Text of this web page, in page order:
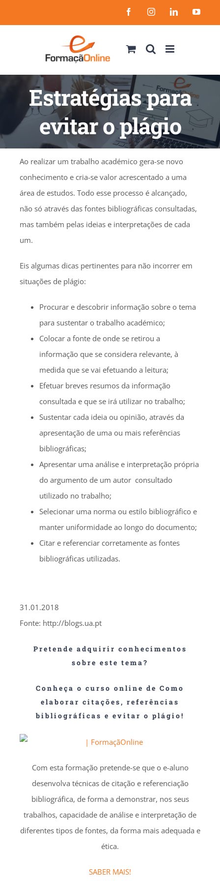
to
FacebookInstagramLinkedIn
Estratégias para
evitar o plágio
Ao realizar um trabalho académico gera-se novo
conhecimento e cria-se valor acrescentado a uma
área de estudos. Todo esse processo é alcançado,
não só através das fontes bibliográficas consultadas,
mas também pelas ideias e interpretações de cada
um.
Eis algumas dicas pertinentes para não incorrer em
situações de plágio:
Procurar e descobrir informação sobre o tema
para sustentar o trabalho académico;
Colocar a fonte de onde se retirou a
informação que se considera relevante, à
medida que se vai efetuando a leitura;
Efetuar breves resumos da informação
consultada e que se irá utilizar no trabalho;
Sustentar cada ideia ou opinião, através da
apresentação de uma ou mais referências
bibliográficas;
Apresentar uma análise e interpretação própria
do argumento de um autor consultado
utilizado no trabalho;
Selecionar uma norma ou estilo bibliográfico e
manter uniformidade ao longo do documento;
Citar e referenciar corretamente as fontes
bibliográficas utilizadas.
31.01.2018
Fonte: http://blogs.ua.pt
Pretende adquirir conhecimentos
sobre este tema?
Conheça o curso online de Como
elaborar citações, referências
bibliográficas e evitar o plágio!
Com esta formação pretende-se que o e-aluno
desenvolva técnicas de citação e referenciação
bibliográfica, de forma a demonstrar, nos seus
trabalhos, capacidade de análise e interpretação de
diferentes tipos de fontes, da forma mais adequada e
ética.
SABER MAIS!